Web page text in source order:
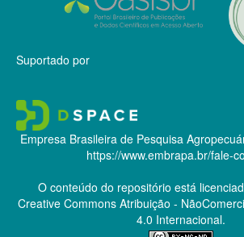
Suportado por
Empresa Brasileira de Pesquisa
https://www.embrapa.br/fale-
O conteúdo do repositório está
Creative CommonsAtribuição -
4.0 Internacional.